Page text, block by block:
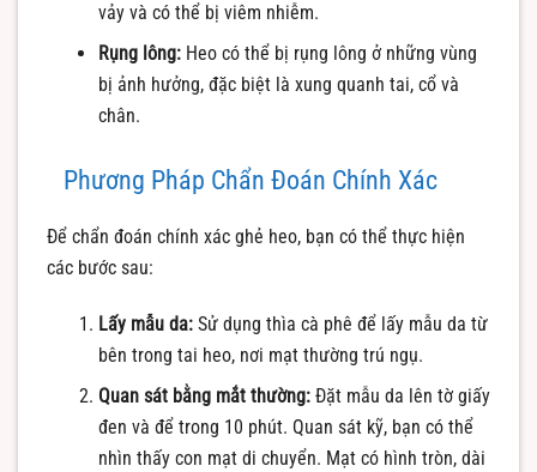
vảy và có thể bị viêm nhiễm.
Rụng lông:Heo có thể bị rụng lông ở những vùng
bị ảnh hưởng, đặc biệt là xung quanh tai, cổ và
chân.
Phương Pháp Chẩn Đoán Chính Xác
Để chẩn đoán chính xác ghẻ heo, bạn có thể thực hiện
các bước sau:
Lấy mẫu da:Sử dụng thìa cà phê để lấy mẫu da từ
bên trong tai heo, nơi mạt thường trú ngụ.
Quan sát bằng mắt thường:Đặt mẫu da lên tờ giấy
đen và để trong 10 phút. Quan sát kỹ, bạn có thể
nhìn thấy con mạt di chuyển. Mạt có hình tròn, dài